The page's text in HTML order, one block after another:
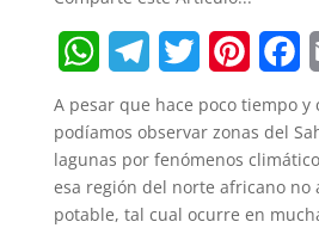
h
a
t
e
l
e
T
w
i
t
i
n
t
a
c
e
a
i
A pesar que hace poco tiempo
podíamos observar zonas del
lagunas por fenómenos
esa región del norte africano no
potable, tal cual ocurre en